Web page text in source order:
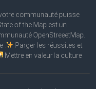
communauté puisse
of the Map est un
OpenStreeetMap.
:
Parger les réussites et
Mettre en valeur la culture